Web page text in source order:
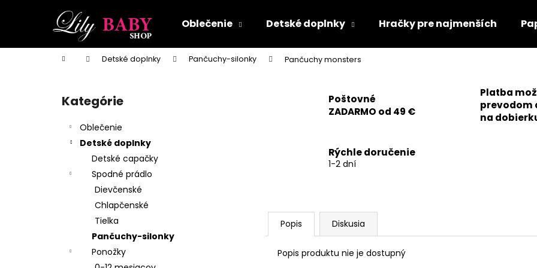
Oblečenie Detské doplnky Hračky pre najmenších
Domov Detské doplnky Pančuchy-silonky Pančuchy monsters
Preskočiť
kategórie
Kategórie
Oblečenie
Detské doplnky
Detské capačky
Spodné prádlo
Dievčenské
Chlapčenské
Tielka
Pančuchy-silonky
Ponožky
Poštovné
ZADARMO od 49 €
Platba
prevodom
na
Rýchle doručenie
1-2 dní
Popis Diskusia
Popis produktu nie je dostupný
í
Späť
do
Späť
do
Čo potrebujete nájsť?
Odporúčame